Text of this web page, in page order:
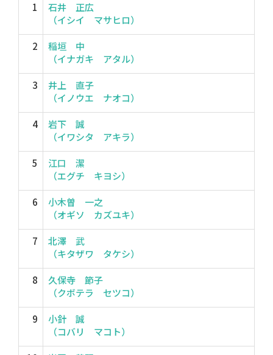
1
石井 正広
（イシイ マサヒロ）
2
稲垣 中
（イナガキ アタル）
3
井上 直子
（イノウエ ナオコ）
4
岩下 誠
（イワシタ アキラ）
5
江口 潔
（エグチ キヨシ）
6
小木曽 一之
（オギソ カズユキ）
7
北澤 武
（キタザワ タケシ）
8
久保寺 節子
（クボテラ セツコ）
9
小針 誠
（コバリ マコト）